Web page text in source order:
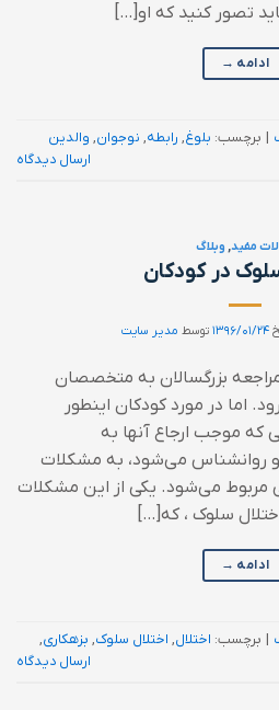
تصور کنيد که او[…]
ادامه →
| برچسب: بلوغ, رابطه, نوجوان, والدین
ارسال دیدگاه
مفید, وبلاگ
در کودکان
۱۳۹۶/۰۱/۲۴ توسط مدیر سایت
بزرگسالان به متخصصان
اما در مورد کودکان اینطور
که موجب ارجاع آنها به
روانشناس می‌شود، به مشکلات
مربوط می‌شود. یکی از این مشکلات
سلوک ، که[…]
ادامه →
| برچسب: اختلال, اختلال سلوک, بزهکاری,
ارسال دیدگاه